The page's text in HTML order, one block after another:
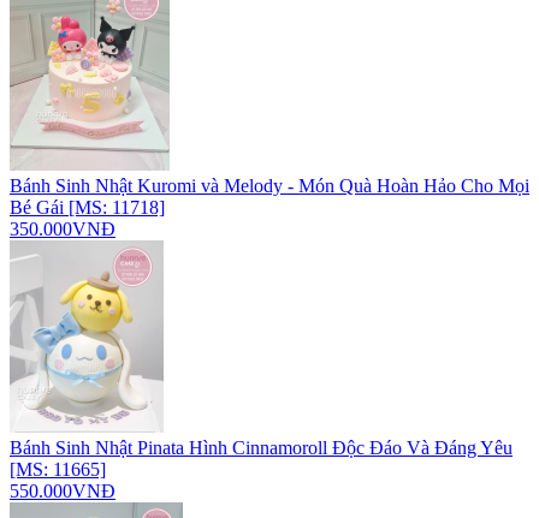
Bánh Sinh Nhật Kuromi và Melody - Món Quà Hoàn Hảo Cho Mọi
Bé Gái [MS: 11718]
350.000VNĐ
Bánh Sinh Nhật Pinata Hình Cinnamoroll Độc Đáo Và Đáng Yêu
[MS: 11665]
550.000VNĐ